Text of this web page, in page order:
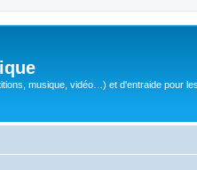
musique, vidéo…) et d'entraide pour